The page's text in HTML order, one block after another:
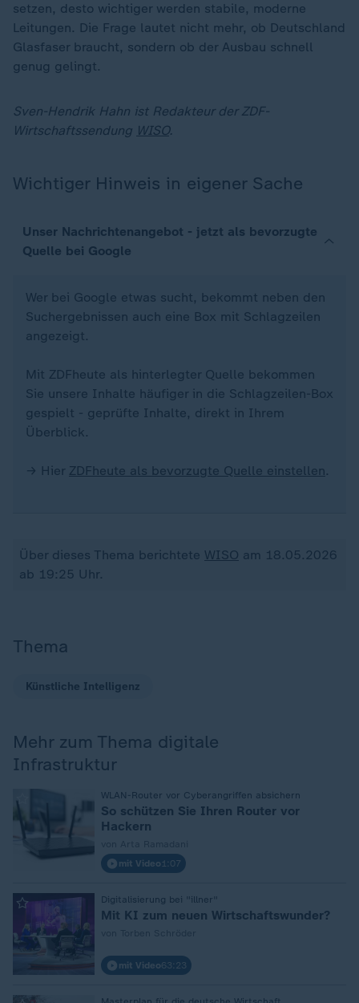
setzen, desto wichtiger werden stabile, moderne
Leitungen. Die Frage lautet nicht mehr, ob Deutschland
Glasfaser braucht, sondern ob der Ausbau schnell
genug gelingt.
Sven-Hendrik Hahn ist Redakteur der ZDF-
Wirtschaftssendung WISO.
Wichtiger Hinweis in eigener Sache
Unser Nachrichtenangebot - jetzt als bevorzugte
Quelle bei Google
Wer bei Google etwas sucht, bekommt neben den
Suchergebnissen auch eine Box mit Schlagzeilen
angezeigt.
Mit ZDFheute als hinterlegter Quelle bekommen
Sie unsere Inhalte häufiger in die Schlagzeilen-Box
gespielt - geprüfte Inhalte, direkt in Ihrem
Überblick.
→ Hier ZDFheute als bevorzugte Quelle einstellen.
Über dieses Thema berichtete WISO am 18.05.2026
ab 19:25 Uhr.
Thema
Künstliche Intelligenz
Mehr zum Thema digitale
Infrastruktur
WLAN-Router vor Cyberangriffen absichern
So schützen Sie Ihren Router vor
Hackern
mit Video 1:07
Digitalisierung bei "illner"
Mit KI zum neuen Wirtschaftswunder?
mit Video63:23